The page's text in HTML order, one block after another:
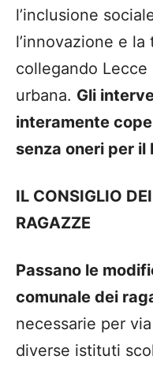
l’inclusione
l’innovazione e
collegando
urbana. Gli
interamente
senza oneri per il
IL CONSIGLIO
RAGAZZE
Passano le
comunale dei
necessarie per
diverse istituti